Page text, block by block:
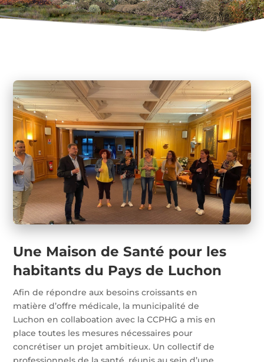
Une Maison de Santé pour les
habitants du Pays de Luchon
Afin de répondre aux besoins croissants en
matière d’offre médicale, la municipalité de
Luchon en collaboation avec la CCPHG a mis en
place toutes les mesures nécessaires pour
concrétiser un projet ambitieux. Un collectif de